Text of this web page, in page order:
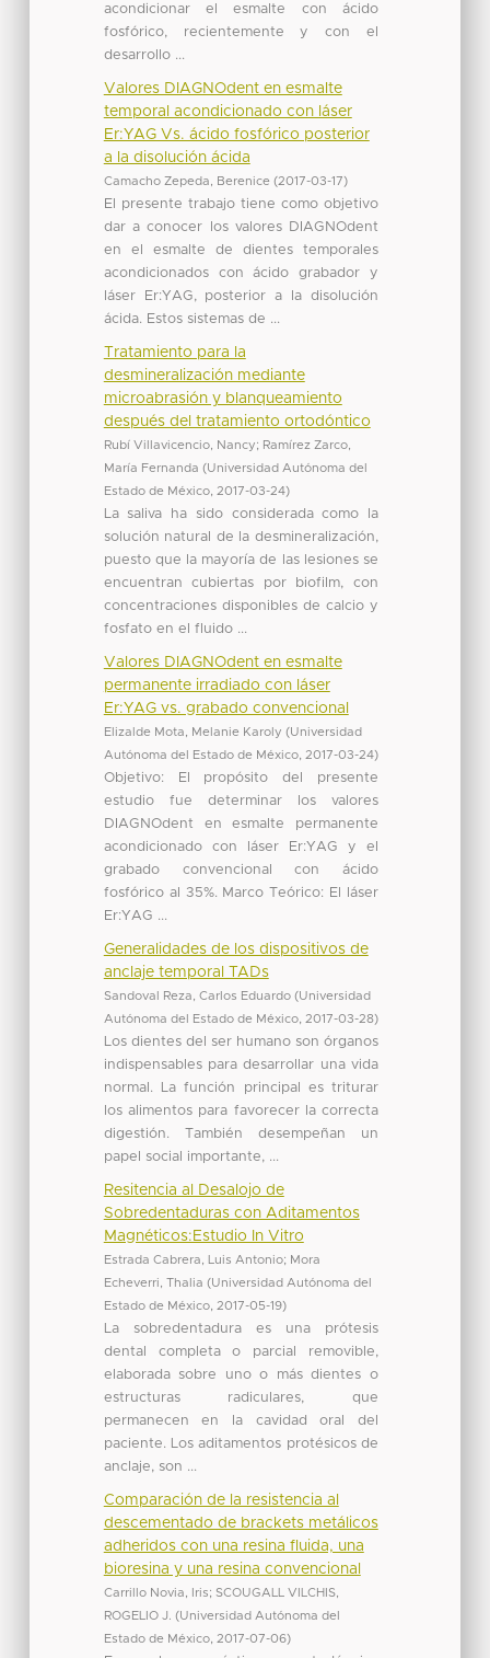
acondicionar el esmalte con ácido
fosfórico, recientemente y con el
desarrollo ...
Valores DIAGNOdent en esmalte
temporal acondicionado con láser
Er:YAG Vs. ácido fosfórico posterior
a la disolución ácida
Camacho Zepeda, Berenice (2017-03-17)
El presente trabajo tiene como objetivo
dar a conocer los valores DIAGNOdent
en el esmalte de dientes temporales
acondicionados con ácido grabador y
láser Er:YAG, posterior a la disolución
ácida. Estos sistemas de ...
Tratamiento para la
desmineralización mediante
microabrasión y blanqueamiento
después del tratamiento ortodóntico
Rubí Villavicencio, Nancy; Ramírez Zarco,
María Fernanda (Universidad Autónoma del
Estado de México, 2017-03-24)
La saliva ha sido considerada como la
solución natural de la desmineralización,
puesto que la mayoría de las lesiones se
encuentran cubiertas por biofilm, con
concentraciones disponibles de calcio y
fosfato en el fluido ...
Valores DIAGNOdent en esmalte
permanente irradiado con láser
Er:YAG vs. grabado convencional
Elizalde Mota, Melanie Karoly (Universidad
Autónoma del Estado de México, 2017-03-24)
Objetivo: El propósito del presente
estudio fue determinar los valores
DIAGNOdent en esmalte permanente
acondicionado con láser Er:YAG y el
grabado convencional con ácido
fosfórico al 35%. Marco Teórico: El láser
Er:YAG ...
Generalidades de los dispositivos de
anclaje temporal TADs
Sandoval Reza, Carlos Eduardo (Universidad
Autónoma del Estado de México, 2017-03-28)
Los dientes del ser humano son órganos
indispensables para desarrollar una vida
normal. La función principal es triturar
los alimentos para favorecer la correcta
digestión. También desempeñan un
papel social importante, ...
Resitencia al Desalojo de
Sobredentaduras con Aditamentos
Magnéticos:Estudio In Vitro
Estrada Cabrera, Luis Antonio; Mora
Echeverri, Thalia (Universidad Autónoma del
Estado de México, 2017-05-19)
La sobredentadura es una prótesis
dental completa o parcial removible,
elaborada sobre uno o más dientes o
estructuras radiculares, que
permanecen en la cavidad oral del
paciente. Los aditamentos protésicos de
anclaje, son ...
Comparación de la resistencia al
descementado de brackets metálicos
adheridos con una resina fluida, una
bioresina y una resina convencional
Carrillo Novia, Iris; SCOUGALL VILCHIS,
ROGELIO J.
(Universidad Autónoma del
Estado de México, 2017-07-06)